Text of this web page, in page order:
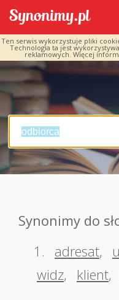
Ten serwis wykorzystuje pliki
Technologia ta jest
reklamowych. Więcej
Synonimy do
1.
adresat,
widz, klient,